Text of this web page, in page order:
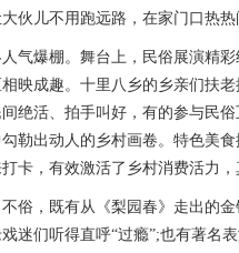
伙儿不用跑远路，在家门口热
爆棚。舞台上，民俗展演精彩
映成趣。十里八乡的乡亲们扶
绝活、拍手叫好，有的参与民
勒出动人的乡村画卷。特色美
卡，有效激活了乡村消费活力
，既有从《梨园春》走出的金
迷们听得直呼“过瘾”;也有著名